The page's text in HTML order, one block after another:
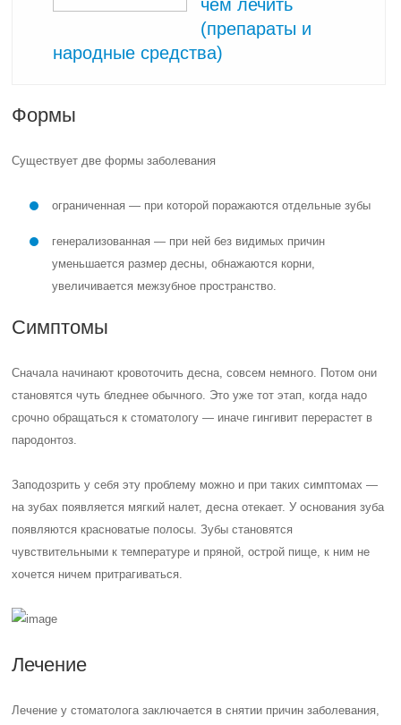
чем лечить
(препараты и
народные средства)
Формы
Существует две формы заболевания
ограниченная — при которой поражаются отдельные зубы
генерализованная — при ней без видимых причин
уменьшается размер десны, обнажаются корни,
увеличивается межзубное пространство.
Симптомы
Сначала начинают кровоточить десна, совсем немного. Потом они
становятся чуть бледнее обычного. Это уже тот этап, когда надо
срочно обращаться к стоматологу — иначе гингивит перерастет в
пародонтоз.
Заподозрить у себя эту проблему можно и при таких симптомах —
на зубах появляется мягкий налет, десна отекает. У основания зуба
появляются красноватые полосы. Зубы становятся
чувствительными к температуре и пряной, острой пище, к ним не
хочется ничем притрагиваться.
Лечение
Лечение у стоматолога заключается в снятии причин заболевания,